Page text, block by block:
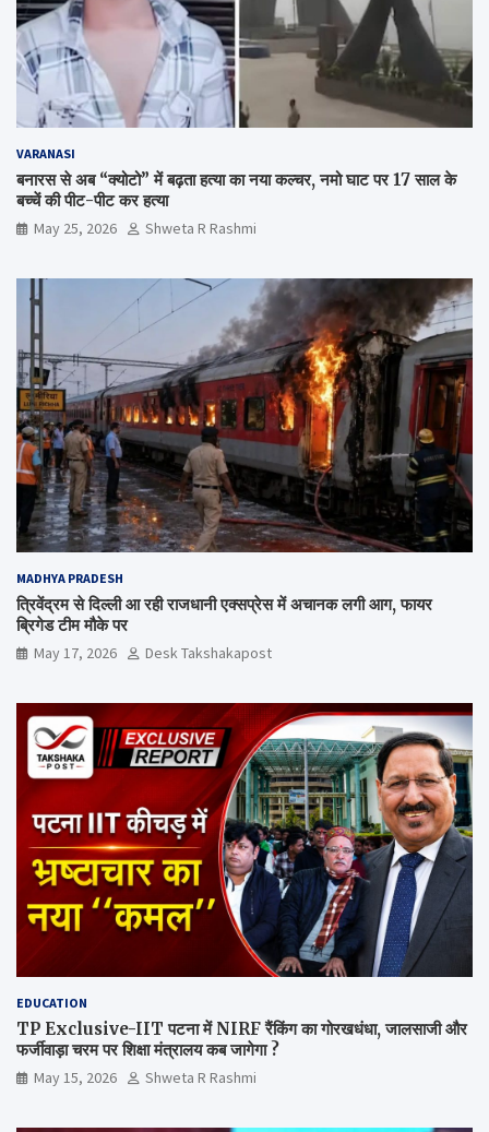
VARANASI
बनारस से अब “क्योटो” में बढ़ता हत्या का नया कल्चर, नमो घाट पर 17 साल के
बच्चें की पीट-पीट कर हत्या
May 25, 2026 Shweta R Rashmi
MADHYA PRADESH
त्रिवेंद्रम से दिल्ली आ रही राजधानी एक्सप्रेस में अचानक लगी आग, फायर
ब्रिगेड टीम मौके पर
May 17, 2026 Desk Takshakapost
EDUCATION
TP Exclusive-IIT पटना में NIRF रैंकिंग का गोरखधंधा, जालसाजी और
फर्जीवाड़ा चरम पर शिक्षा मंत्रालय कब जागेगा ?
May 15, 2026 Shweta R Rashmi